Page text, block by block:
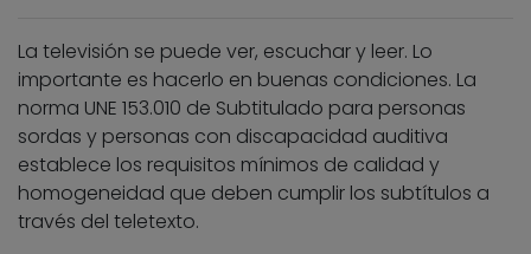
La televisión se puede ver, escuchar y leer. Lo
importante es hacerlo en buenas condiciones. La
norma UNE 153.010 de Subtitulado para personas
sordas y personas con discapacidad auditiva
establece los requisitos mínimos de calidad y
homogeneidad que deben cumplir los subtítulos a
través del teletexto.